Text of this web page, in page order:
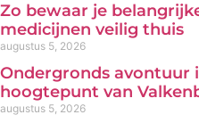
Zo bewaar je
medicijnen veilig thuis
augustus 5, 2026
Ondergronds avontuur
hoogtepunt van
augustus 5, 2026